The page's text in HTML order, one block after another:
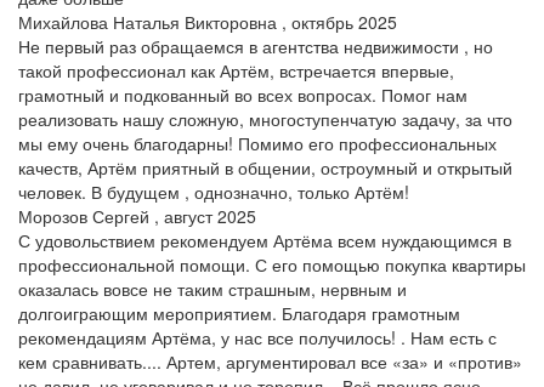
Михайлова Наталья Викторовна , октябрь 2025
Не первый раз обращаемся в агентства недвижимости , но
такой профессионал как Артём, встречается впервые,
грамотный и подкованный во всех вопросах. Помог нам
реализовать нашу сложную, многоступенчатую задачу, за что
мы ему очень благодарны! Помимо его профессиональных
качеств, Артём приятный в общении, остроумный и открытый
человек. В будущем , однозначно, только Артём!
Морозов Сергей , август 2025
С удовольствием рекомендуем Артёма всем нуждающимся в
профессиональной помощи. С его помощью покупка квартиры
оказалась вовсе не таким страшным, нервным и
долгоиграющим мероприятием. Благодаря грамотным
рекомендациям Артёма, у нас все получилось! . Нам есть с
кем сравнивать.... Артем, аргументировал все «за» и «против»